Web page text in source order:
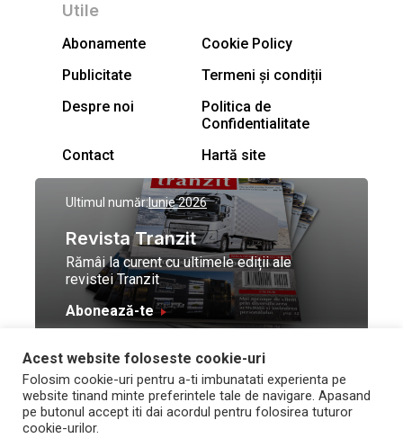
Utile
Abonamente
Cookie Policy
Publicitate
Termeni și condiții
Despre noi
Politica de
Confidentialitate
Contact
Hartă site
Ultimul număr:Iunie 2026
Revista Tranzit
Rămâi la curent cu ultimele ediții ale
revistei Tranzit
Abonează-te
© Toate drepturile
rezervate Trafic Media
2026
Design by
and development byNeo
Vision Technologies
Acest website foloseste cookie-uri
Folosim cookie-uri pentru a-ti imbunatati experienta pe
website tinand minte preferintele tale de navigare. Apasand
pe butonul accept iti dai acordul pentru folosirea tuturor
cookie-urilor.